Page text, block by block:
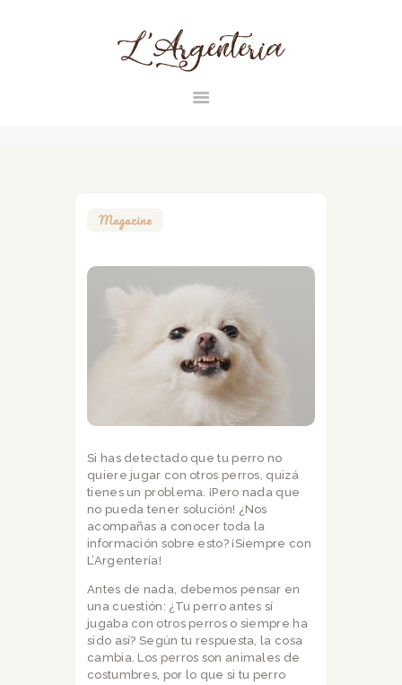
L'ARGENTERIA
CONTACTO
Magazine
Si has detectado que tu perro no
quiere jugar con otros perros, quizá
tienes un problema. ¡Pero nada que
no pueda tener solución! ¿Nos
acompañas a conocer toda la
información sobre esto? ¡Siempre con
L’Argentería!
Antes de nada, debemos pensar en
una cuestión: ¿Tu perro antes sí
jugaba con otros perros o siempre ha
sido así? Según tu respuesta, la cosa
cambia. Los perros son animales de
costumbres, por lo que si tu perro